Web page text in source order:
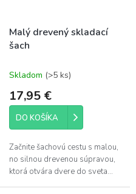
Malý drevený skladací
šach
Skladom (>5 ks)
17,95 €
DO KOŠÍKA
Začnite šachovú cestu s malou,
no silnou drevenou súpravou,
ktorá otvára dvere do sveta...